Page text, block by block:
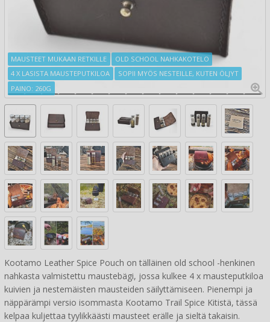
MAUSTEET MUKAAN RETKILLE
OLD SCHOOL NAHKAKOTELO
4 X LASISTA MAUSTEPUTKILOA
SOPII MYÖS NESTEILLE, KUTEN ÖLJYT
PAINO: 260G
Kootamo Leather Spice Pouch on tälläinen old school -henkinen
nahkasta valmistettu maustebägi, jossa kulkee 4 x mausteputkiloa
kuivien ja nestemäisten mausteiden säilyttämiseen. Pienempi ja
näppärämpi versio isommasta Kootamo Trail Spice Kitistä, tässä
kelpaa kuljettaa tyylikkäästi mausteet erälle ja sieltä takaisin.